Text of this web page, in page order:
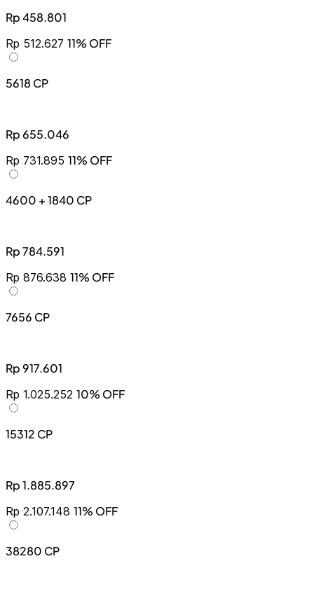
Rp 458.801
Rp 512.627 11% OFF
5618 CP
Rp 655.046
Rp 731.895 11% OFF
4600 + 1840 CP
Rp 784.591
Rp 876.638 11% OFF
7656 CP
Rp 917.601
Rp 1.025.252 10% OFF
15312 CP
Rp 1.885.897
Rp 2.107.148 11% OFF
38280 CP